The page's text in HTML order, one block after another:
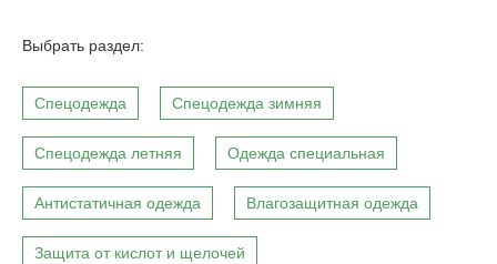
Выбрать раздел:
Спецодежда Спецодежда зимняя
Спецодежда летняя Одежда специальная
Антистатичная одежда Влагозащитная одежда
Защита от кислот и щелочей